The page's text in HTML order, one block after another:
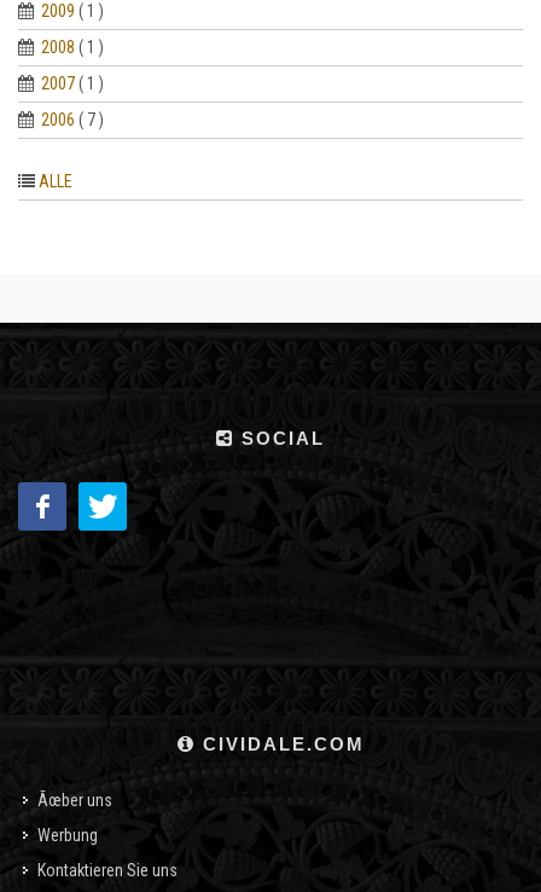
2009 ( 1 )
2008 ( 1 )
2007( 1 )
2006 ( 7 )
ALLE
SOCIAL
CIVIDALE.COM
Ãœber uns
Werbung
Kontaktieren Sie uns